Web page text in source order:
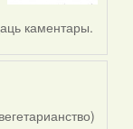
каментары.